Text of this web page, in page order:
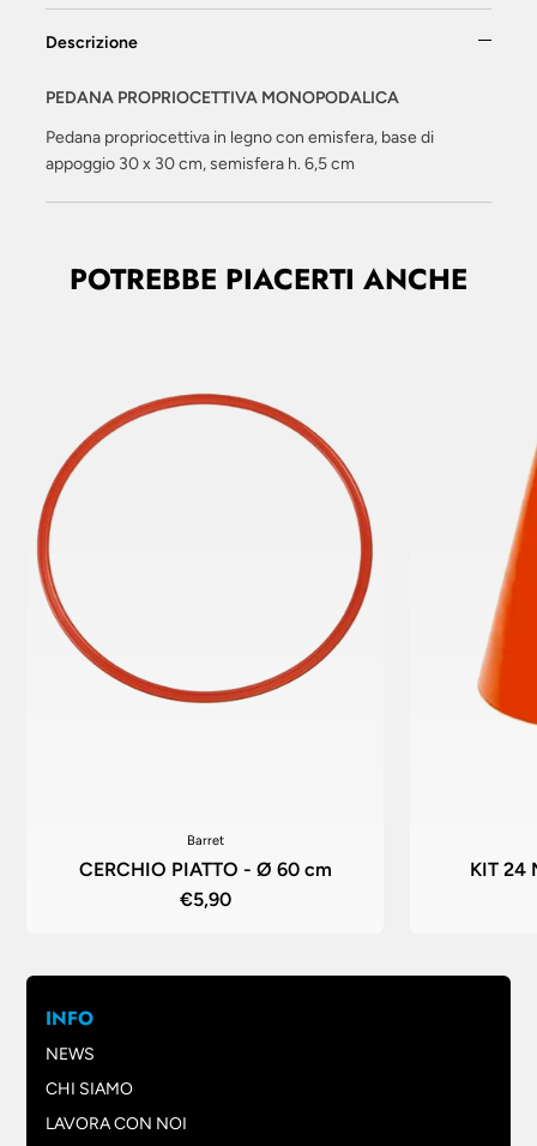
Descrizione
PEDANA PROPRIOCETTIVA MONOPODALICA
Pedana propriocettiva in legno con emisfera, base di
appoggio 30 x 30 cm,semisfera h. 6,5 cm
POTREBBE PIACERTI ANCHE
Barret
CERCHIO PIATTO - Ø 60 cm
€5,90
KIT 24
INFO
NEWS
CHI SIAMO
LAVORA CON NOI